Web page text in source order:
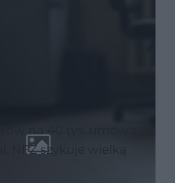
NFZ szykuje wielką